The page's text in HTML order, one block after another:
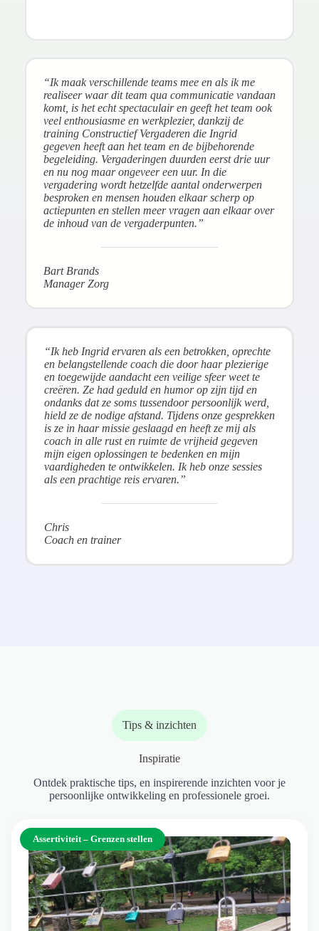
“Ik maak verschillende teams mee en als ik me
realiseer waar dit team qua communicatie vandaan
komt, is het echt spectaculair en geeft het team ook
veel enthousiasme en werkplezier, dankzij de
training Constructief Vergaderen die Ingrid
gegeven heeft aan het team en de bijbehorende
begeleiding. Vergaderingen duurden eerst drie uur
en nu nog maar ongeveer een uur. In die
vergadering wordt hetzelfde aantal onderwerpen
besproken en mensen houden elkaar scherp op
actiepunten en stellen meer vragen aan elkaar over
de inhoud van de vergaderpunten.”
Bart Brands
Manager Zorg
“Ik heb Ingrid ervaren als een betrokken, oprechte
en belangstellende coach die door haar plezierige
en toegewijde aandacht een veilige sfeer weet te
creëren. Ze had geduld en humor op zijn tijd en
ondanks dat ze soms tussendoor persoonlijk werd,
hield ze de nodige afstand. Tijdens onze gesprekken
is ze in haar missie geslaagd en heeft ze mij als
coach in alle rust en ruimte de vrijheid gegeven
mijn eigen oplossingen te bedenken en mijn
vaardigheden te ontwikkelen. Ik heb onze sessies
als een prachtige reis ervaren.”
Chris
Coach en trainer
Tips & inzichten
Inspiratie
Ontdek praktische tips, en inspirerende inzichten voor je
persoonlijke ontwikkeling en professionele groei.
Assertiviteit – Grenzen stellen